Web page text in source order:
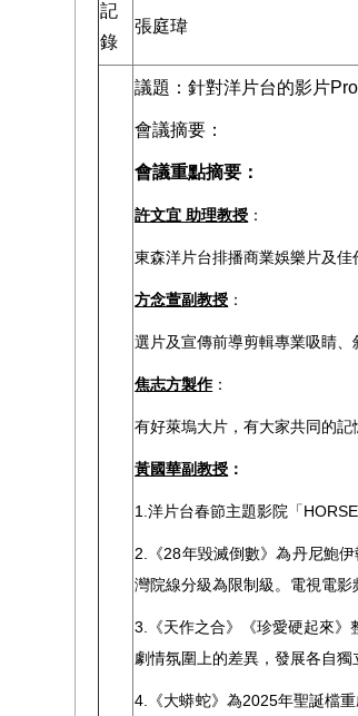
記
錄
張庭瑋
議題：針對洋片台的影片
會議摘要：
會議重點摘要：
許文宜 助理教授 ：
東森洋片台排播商業娛樂片及佳
方念萱副教授 ：
選片及宣傳前導剪輯專業吸睛、
焦志方製作：
有好萊塢大片，有大家共同的
黃國華副教授 ：
1.洋片台春節主題影院「
2.《28年毀滅倒數》為丹尼鮑
灣院線分級為限制級。電視電影
3.《天作之合》《珍愛硬起來
劇情氛圍上的差異，發展各自
4.《大蟒蛇》為2025年聖誕檔